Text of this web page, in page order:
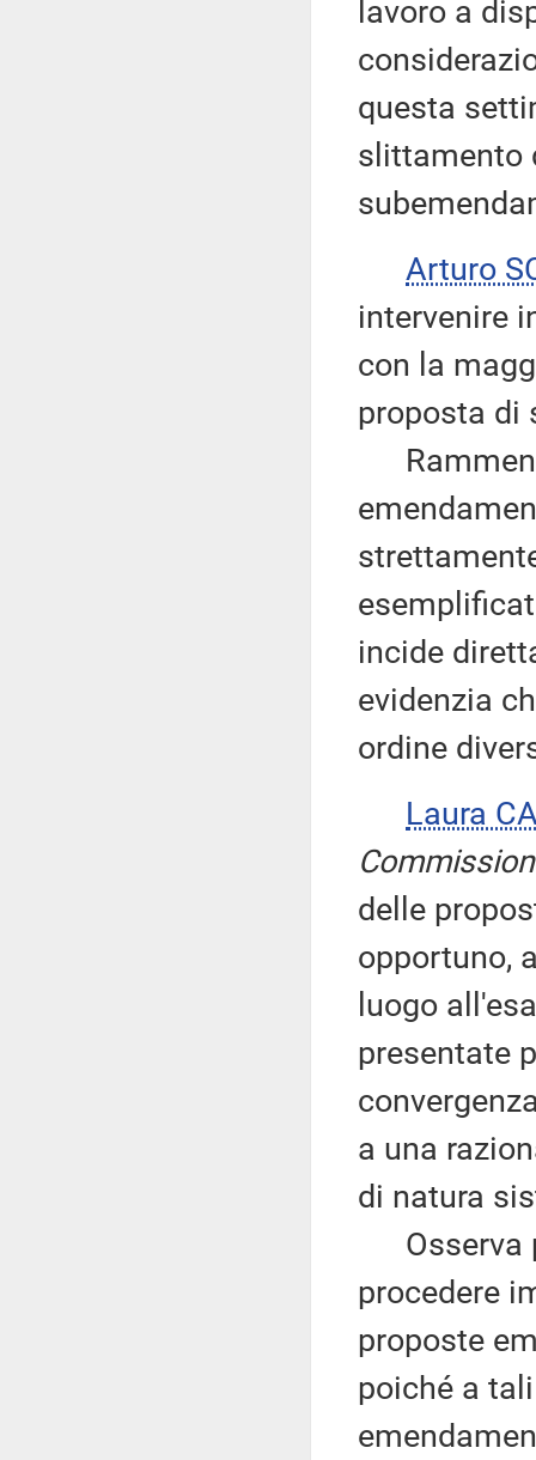
lavoro a
questa
slittamento
Arturo
intervenire
con la
proposta di
incide
evidenzia
ordine
Laura
delle
opportuno,
luogo
presentate
a una
di natura
Osserva
procedere
proposte
poiché a